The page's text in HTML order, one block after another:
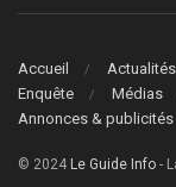
Accueil Actualités
Enquête
Médias
Annonces & publicités
© 2024 Le Guide Info -